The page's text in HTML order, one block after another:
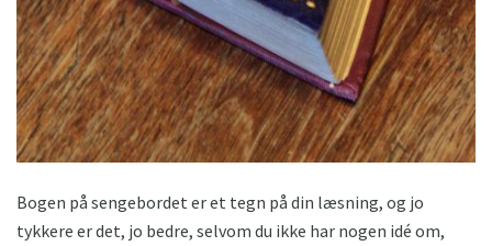
Bogen på sengebordet er et tegn på din læsning, og jo
tykkere er det, jo bedre, selvom du ikke har nogen idé om,